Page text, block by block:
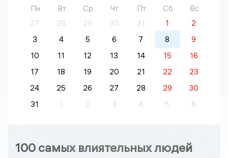
Пн Вт Ср Чт Пт Сб
Вс
27
28 29 30 31 1
2
3
4 5 6 7 8
9
10
11 12 13 14 15
16
17
18 19 20 21 22
23
24
25 26 27 28 29
30
31
1 2 3 4 5 6
100 самых влиятельных людей